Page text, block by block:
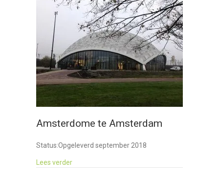
Amsterdome te Amsterdam
Status:Opgeleverd september 2018
Lees verderabout Amsterdome te Amsterdam